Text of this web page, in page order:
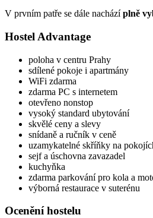
V prvním patře se dále nacházíplně
Hostel Advantage
poloha v centru Prahy
sdílené pokoje i apartmány
WiFi zdarma
zdarma PC s internetem
otevřeno nonstop
vysoký standard ubytování
skvělé ceny a slevy
snídaně a ručník v ceně
uzamykatelné skříňky na
sejf a úschovna zavazadel
kuchyňka
zdarma parkování pro kola a
výborná restaurace v suterénu
Ocenění hostelu